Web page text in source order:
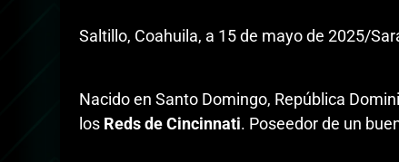
Saltillo, Coahuila, a 15 de mayo de 2025/
Nacido en Santo Domingo, República
los Reds de Cincinnati. Poseedor de un